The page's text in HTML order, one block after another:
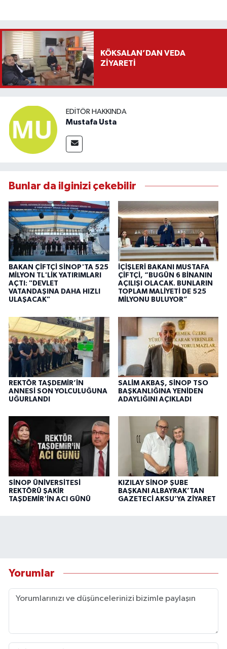
KÖKSALAN’DAN VEDA
ZİYARETİ
EDITÖR HAKKINDA
Mustafa Usta
Bunlar da ilginizi çekebilir
BAKAN ÇİFTÇİ SİNOP'TA 525
MİLYON TL'LİK YATIRIMLARI
AÇTI: "DEVLET
VATANDAŞINA DAHA HIZLI
ULAŞACAK"
İÇİŞLERİ BAKANI MUSTAFA
ÇİFTÇİ, “BUGÜN 6 BİNANIN
AÇILIŞI OLACAK. BUNLARIN
TOPLAM MALİYETİ DE 525
MİLYONU BULUYOR”
REKTÖR TAŞDEMİR’İN
ANNESİ SON YOLCULUĞUNA
UĞURLANDI
SALİM AKBAŞ, SİNOP TSO
BAŞKANLIĞINA YENİDEN
ADAYLIĞINI AÇIKLADI
SİNOP ÜNİVERSİTESİ
REKTÖRÜ ŞAKİR
TAŞDEMİR'İN ACI GÜNÜ
KIZILAY SİNOP ŞUBE
BAŞKANI ALBAYRAK’TAN
GAZETECİ AKSU’YA ZİYARET
Yorumlar